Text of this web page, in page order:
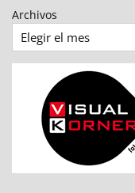
Archivos